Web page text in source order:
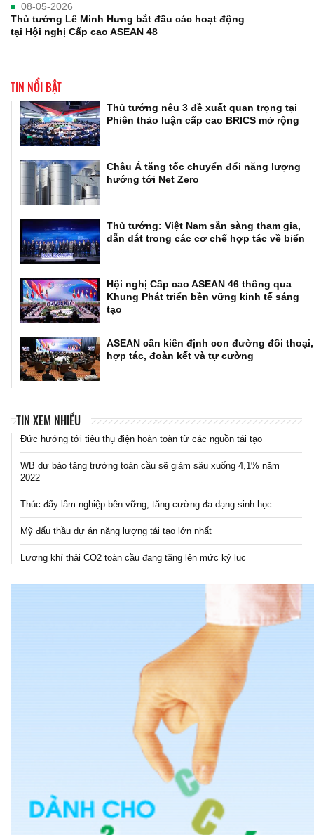
08-05-2026
Thủ tướng Lê Minh Hưng bắt đầu các hoạt động
tại Hội nghị Cấp cao ASEAN 48
TIN NỔI BẬT
Thủ tướng nêu 3 đề xuất quan trọng tại
Phiên thảo luận cấp cao BRICS mở rộng
Châu Á tăng tốc chuyển đổi năng lượng
hướng tới Net Zero
Thủ tướng: Việt Nam sẵn sàng tham gia,
dẫn dắt trong các cơ chế hợp tác về biển
Hội nghị Cấp cao ASEAN 46 thông qua
Khung Phát triển bền vững kinh tế sáng
tạo
ASEAN cần kiên định con đường đối thoại,
hợp tác, đoàn kết và tự cường
TIN XEM NHIỀU
Đức hướng tới tiêu thụ điện hoàn toàn từ các nguồn tái tạo
WB dự báo tăng trưởng toàn cầu sẽ giảm sâu xuống 4,1% năm
2022
Thúc đẩy lâm nghiệp bền vững, tăng cường đa dạng sinh học
Mỹ đấu thầu dự án năng lượng tái tạo lớn nhất
Lượng khí thải CO2 toàn cầu đang tăng lên mức kỷ lục